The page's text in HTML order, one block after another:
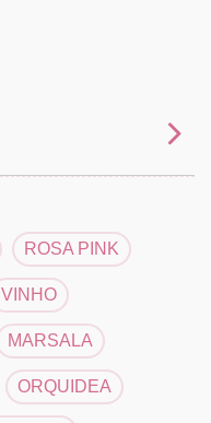
ROSA PINK
VINHO
MARSALA
ORQUIDEA